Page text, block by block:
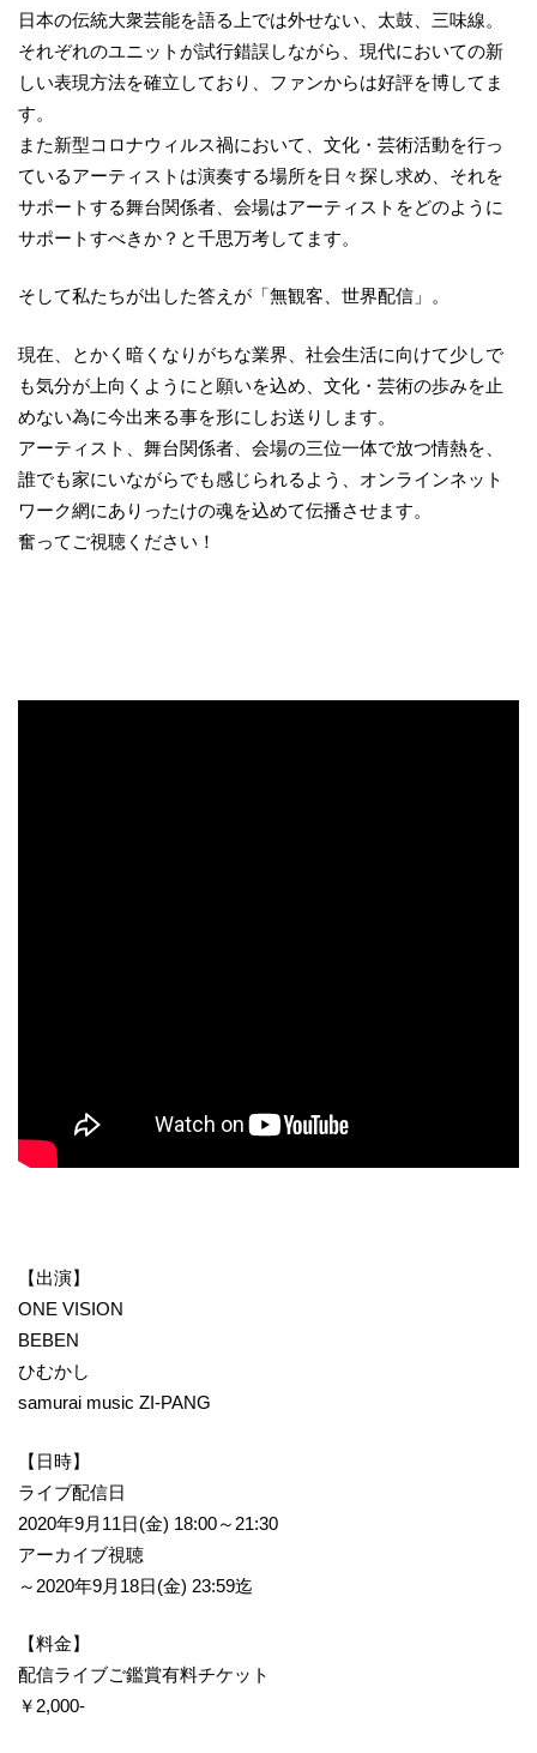
日本の伝統大衆芸能を語る上では外せない、太鼓、三味線。
それぞれのユニットが試行錯誤しながら、現代においての新
しい表現方法を確立しており、ファンからは好評を博してま
す。
また新型コロナウィルス禍において、文化・芸術活動を行っ
ているアーティストは演奏する場所を日々探し求め、それを
サポートする舞台関係者、会場はアーティストをどのように
サポートすべきか？と千思万考してます。
そして私たちが出した答えが「無観客、世界配信」。
現在、とかく暗くなりがちな業界、社会生活に向けて少しで
も気分が上向くようにと願いを込め、文化・芸術の歩みを止
めない為に今出来る事を形にしお送りします。
アーティスト、舞台関係者、会場の三位一体で放つ情熱を、
誰でも家にいながらでも感じられるよう、オンラインネット
ワーク網にありったけの魂を込めて伝播させます。
奮ってご視聴ください！
【出演】
ONE VISION
BEBEN
ひむかし
samurai music ZI-PANG
【日時】
ライブ配信日
2020年9月11日(金) 18:00～21:30
アーカイブ視聴
～2020年9月18日(金) 23:59迄
【料金】
配信ライブご鑑賞有料チケット
￥2,000-